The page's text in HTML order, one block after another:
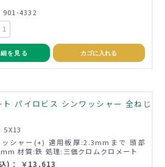
901-4332
を見る カゴに入れる
パイロビス シンワッシャー 全ねじ
5X13
シャー(+) 適用板厚:2.3mmまで 頭部
材質:鉄 処理:三価クロムクロメート
)： ￥13,613